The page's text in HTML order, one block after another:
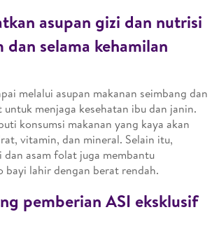
asupan gizi dan nutrisi
dan selama kehamilan
melalui asupan makanan seimbang dan
menjaga kesehatan ibu dan janin.
konsumsi makanan yang kaya akan
vitamin, dan mineral. Selain itu,
dan asam folat juga membantu
bayi lahir dengan berat rendah.
pemberian ASI eksklusif